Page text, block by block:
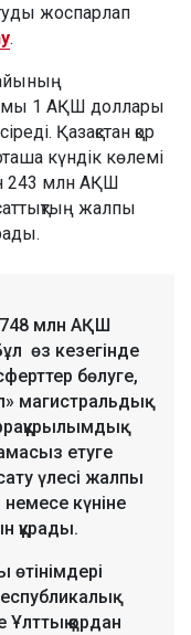
жоспарлап
.
1 АҚШ доллары
Қазақстан қор
күндік көлемі
243 млн АҚШ
жалпы
748 млн АҚШ
өз кезегінде
бөлуге,
магистральдық
етуге
үлесі жалпы
немесе күніне
құрады.
қордан